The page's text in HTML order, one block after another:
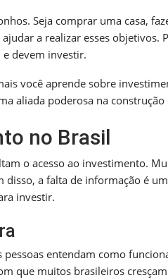
Seja comprar uma casa,
a realizar esses objetivos.
e devem investir.
você aprende sobre
aliada poderosa na
no Brasil
o acesso ao investimento.
a falta de informação é
investir.
pessoas entendam como
que muitos brasileiros